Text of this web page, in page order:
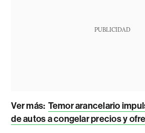
PUBLICIDAD
Ver más: Temor arancelario
de autos a congelar precios y